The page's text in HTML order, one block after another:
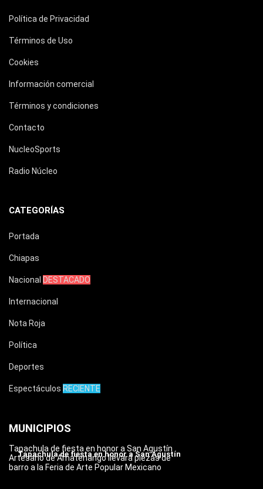
Política de Privacidad
Términos de Uso
Cookies
Información comercial
Términos y condiciones
Contacto
NucleoSports
Radio Núcleo
CATEGORÍAS
Portada
Chiapas
Nacional DESTACADO
Internacional
Nota Roja
Política
Deportes
Espectáculos RECIENTE
MUNICIPIOS
Tapachula de fiesta en honor a San Agustín
Tapachula de fiesta en honor a San Agustín
Artesano de Amatenango llevará piezas de
barro a la Feria de Arte Popular Mexicano